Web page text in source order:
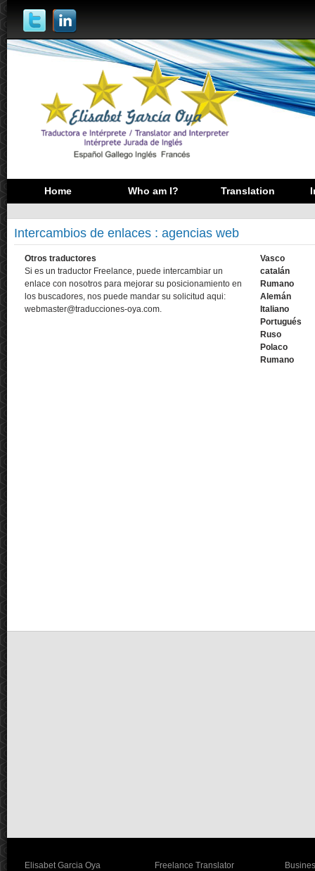
Home Who am I? Translation
Intercambios de enlaces : agencias web
Otros traductores
Si es un traductor Freelance, puede intercambiar un
enlace con nosotros para mejorar su posicionamiento en
los buscadores, nos puede mandar su solicitud aqui:
webmaster@traducciones-oya.com.
Vasco
catalán
Rumano
Alemán
Italiano
Portugués
Ruso
Polaco
Rumano
Elisabet Garcia Oya
Freelance Translator